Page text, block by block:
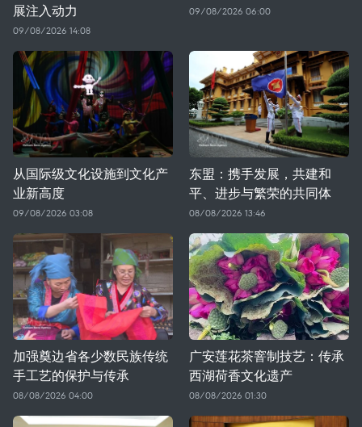
展注入动力
09/08/2026 14:08
09/08/2026 06:00
从国际级文化设施到文化产
业新高度
09/08/2026 03:08
东盟：携手发展，共建和
平、进步与繁荣的共同体
08/08/2026 13:46
加强奠边省各少数民族传统
手工艺的保护与传承
08/08/2026 04:00
广安莲花茶窨制技艺：传承
西湖荷香文化遗产
08/08/2026 01:30